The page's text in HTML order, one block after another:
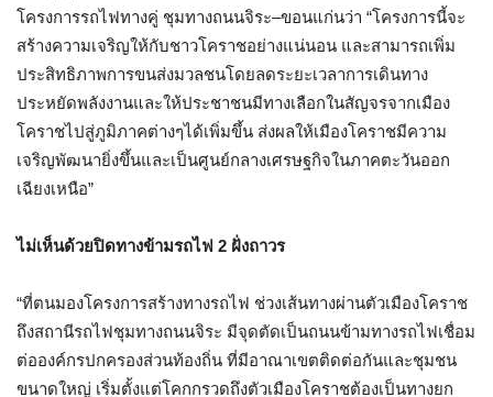
โครงการรถไฟทางคู่ ชุมทางถนนจิระ–ขอนแก่นว่า “โครงการนี้จะ
สร้างความเจริญให้กับชาวโคราชอย่างแน่นอน และสามารถเพิ่ม
ประสิทธิภาพการขนส่งมวลชนโดยลดระยะเวลาการเดินทาง
ประหยัดพลังงานและให้ประชาชนมีทางเลือกในสัญจรจากเมือง
โคราชไปสู่ภูมิภาคต่างๆได้เพิ่มขึ้น ส่งผลให้เมืองโคราชมีความ
เจริญพัฒนายิ่งขึ้นและเป็นศูนย์กลางเศรษฐกิจในภาคตะวันออก
เฉียงเหนือ”
ไม่เห็นด้วยปิดทางข้ามรถไฟ 2 ฝั่งถาวร
“ที่ตนมองโครงการสร้างทางรถไฟ ช่วงเส้นทางผ่านตัวเมืองโคราช
ถึงสถานีรถไฟชุมทางถนนจิระ มีจุดตัดเป็นถนนข้ามทางรถไฟเชื่อม
ต่อองค์กรปกครองส่วนท้องถิ่น ที่มีอาณาเขตติดต่อกันและชุมชน
ขนาดใหญ่ เริ่มตั้งแต่โคกกรวดถึงตัวเมืองโคราชต้องเป็นทางยก